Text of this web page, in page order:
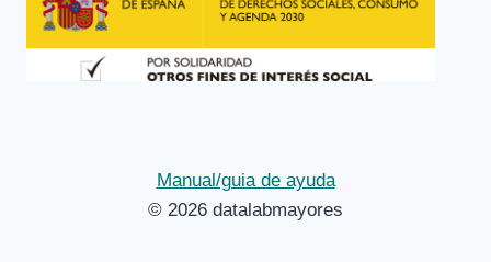
Manual/guia de ayuda
© 2026 datalabmayores